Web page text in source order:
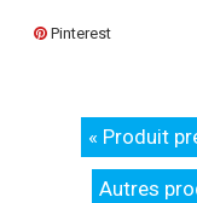
Pinterest
« Produit
Autres